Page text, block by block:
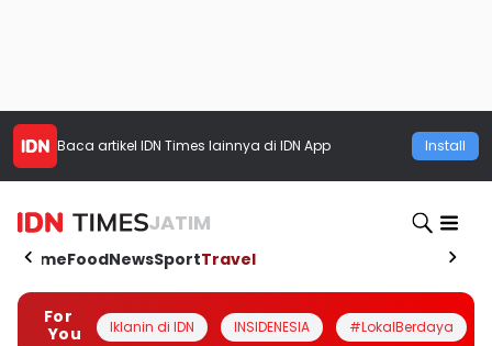
Baca artikel IDN Times lainnya di IDN App Install
JATIM
HomeFoodNewsSportTravel
For
You
Iklanin di IDN INSIDENESIA #LokalBerdaya